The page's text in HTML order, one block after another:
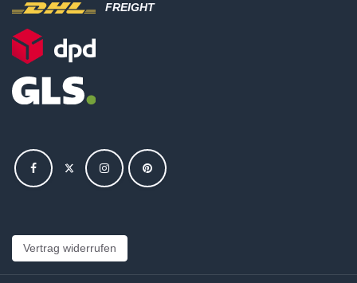
FREIGHT
Vertrag widerrufen